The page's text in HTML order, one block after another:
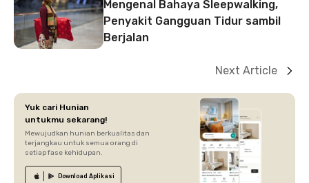
Mengenal Bahaya Sleepwalking,
Penyakit Gangguan Tidur sambil
Berjalan
Next Article
Yuk cari Hunian
untukmu sekarang!
Mewujudkan hunian berkualitas dan
terjangkau untuk semua orang di
setiap fase kehidupan.
Download Aplikasi